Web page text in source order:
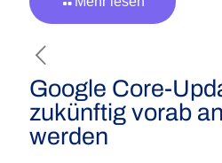
Google Core-
zukünftig vorab
werden